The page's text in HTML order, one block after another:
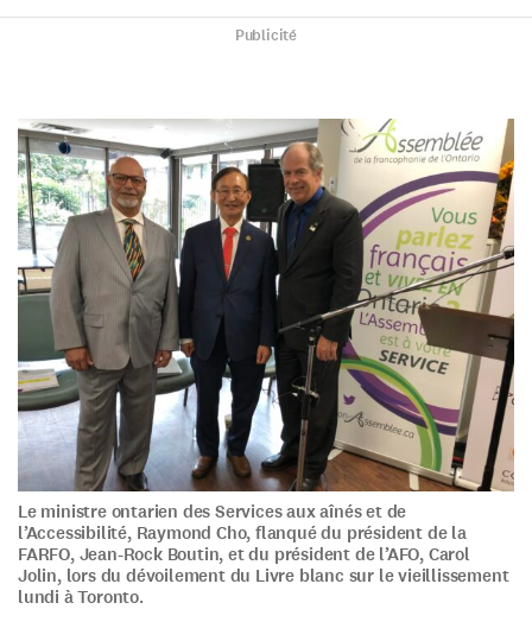
Publicité
Le ministre ontarien des Services aux aînés et de
l’Accessibilité, Raymond Cho, flanqué du président de la
FARFO, Jean-Rock Boutin, et du président de l’AFO, Carol
Jolin, lors du dévoilement du Livre blanc sur le vieillissement
lundi à Toronto.